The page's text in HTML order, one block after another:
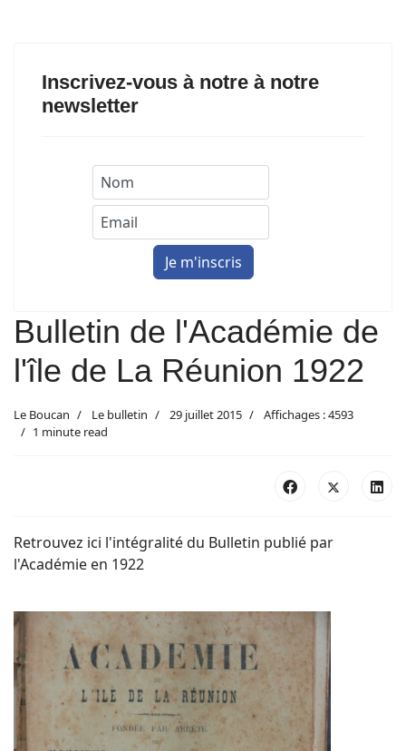
Inscrivez-vous à notre à notre
newsletter
Bulletin de l'Académie de
l'île de La Réunion 1922
Le Boucan Le bulletin 29 juillet 2015
Affichages : 4593
1 minute read
Retrouvez ici l'intégralité du Bulletin publié par
l'Académie en 1922